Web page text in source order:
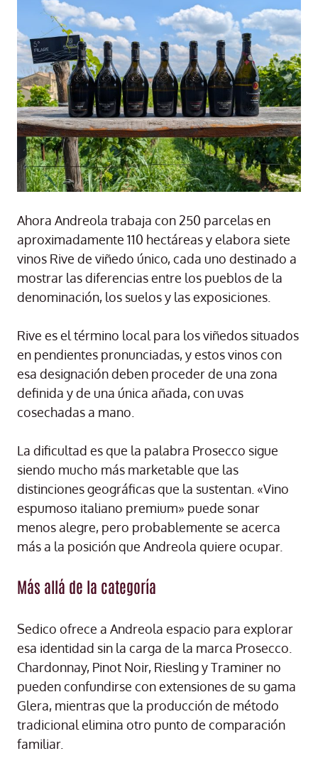
Ahora Andreola trabaja con 250 parcelas en
aproximadamente 110 hectáreas y elabora siete
vinos Rive de viñedo único, cada uno destinado a
mostrar las diferencias entre los pueblos de la
denominación, los suelos y las exposiciones.
Rive es el término local para los viñedos situados
en pendientes pronunciadas, y estos vinos con
esa designación deben proceder de una zona
definida y de una única añada, con uvas
cosechadas a mano.
La dificultad es que la palabra Prosecco sigue
siendo mucho más marketable que las
distinciones geográficas que la sustentan. «Vino
espumoso italiano premium» puede sonar
menos alegre, pero probablemente se acerca
más a la posición que Andreola quiere ocupar.
Más allá de la categoría
Sedico ofrece a Andreola espacio para explorar
esa identidad sin la carga de la marca Prosecco.
Chardonnay, Pinot Noir, Riesling y Traminer no
pueden confundirse con extensiones de su gama
Glera, mientras que la producción de método
tradicional elimina otro punto de comparación
familiar.